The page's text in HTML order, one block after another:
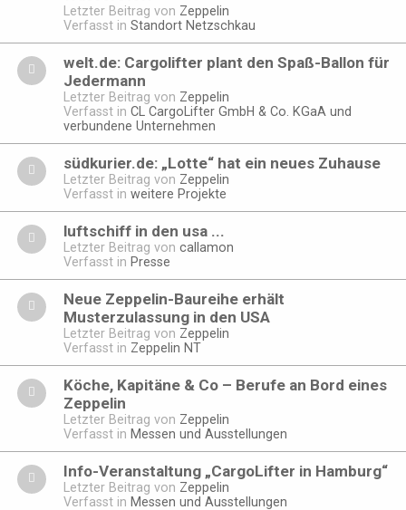
Letzter Beitrag von Zeppelin
Verfasst in Standort Netzschkau
welt.de: Cargolifter plant den Spaß-Ballon für
Jedermann
Letzter Beitrag von Zeppelin
Verfasst in CL CargoLifter GmbH & Co. KGaA und
verbundene Unternehmen
südkurier.de: „Lotte“ hat ein neues Zuhause
Letzter Beitrag von Zeppelin
Verfasst in weitere Projekte
luftschiff in den usa ...
Letzter Beitrag von callamon
Verfasst in Presse
Neue Zeppelin-Baureihe erhält
Musterzulassung in den USA
Letzter Beitrag von Zeppelin
Verfasst in Zeppelin NT
Köche, Kapitäne & Co – Berufe an Bord eines
Zeppelin
Letzter Beitrag von Zeppelin
Verfasst in Messen und Ausstellungen
Info-Veranstaltung „CargoLifter in Hamburg“
Letzter Beitrag von Zeppelin
Verfasst in Messen und Ausstellungen